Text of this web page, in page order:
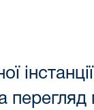
перегляд